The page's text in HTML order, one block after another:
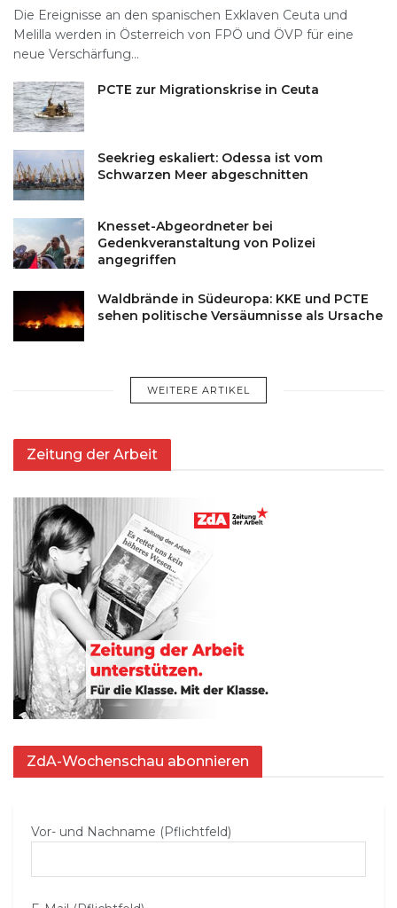
Die Ereignisse an den spanischen Exklaven Ceuta und
Melilla werden in Österreich von FPÖ und ÖVP für eine
neue Verschärfung...
PCTE zur Migrationskrise in Ceuta
Seekrieg eskaliert: Odessa ist vom
Schwarzen Meer abgeschnitten
Knesset-Abgeordneter bei
Gedenkveranstaltung von Polizei
angegriffen
Waldbrände in Südeuropa: KKE und PCTE
sehen politische Versäumnisse als Ursache
WEITERE ARTIKEL
Zeitung der Arbeit
ZdA-Wochenschau abonnieren
Vor- und Nachname (Pflichtfeld)